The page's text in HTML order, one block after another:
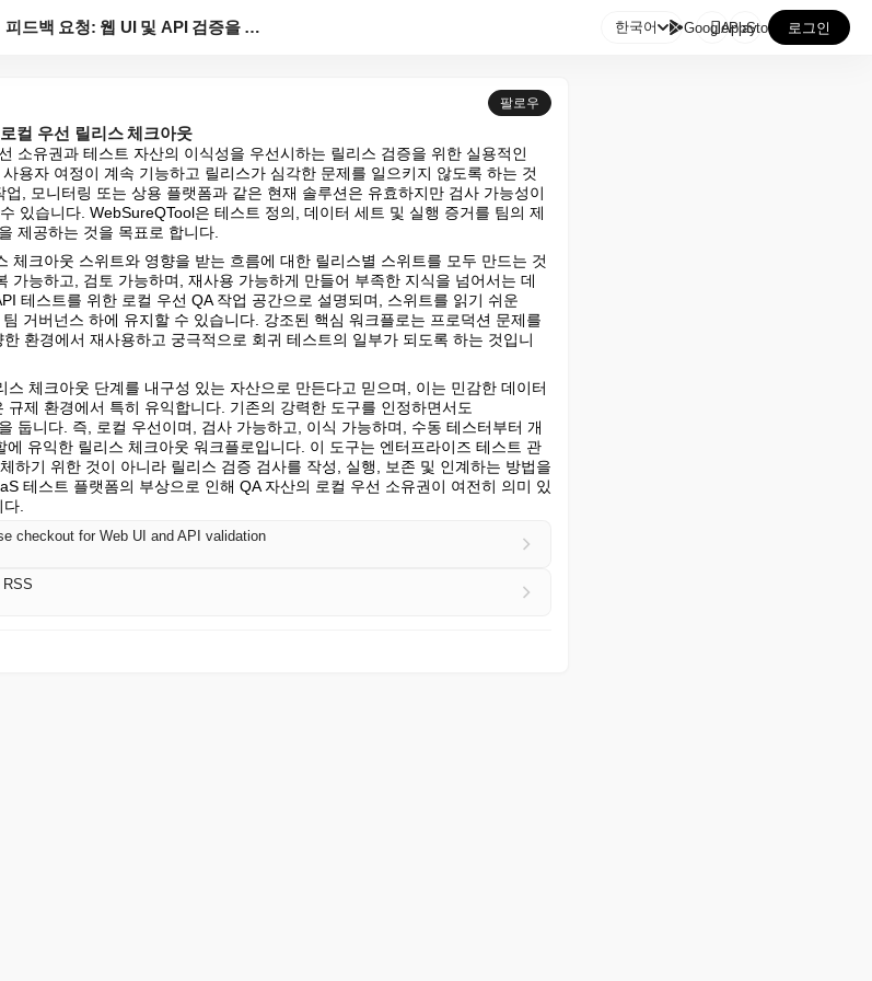
피드백 요청: 웹 UI 및 API 검증을 위한 로컬 우... 한국어 GooglePlay
AppStore 로그인
팔로우
컬 우선 릴리스 체크아웃
소유권과 테스트 자산의 이식성을 우선시하는 릴리스 검증을 위한 실용적인
용자 여정이 계속 기능하고 릴리스가 심각한 문제를 일으키지 않도록 하는 것
, 모니터링 또는 상용 플랫폼과 같은 현재 솔루션은 유효하지만 검사 가능성이
있습니다. WebSureQTool은 테스트 정의, 데이터 세트 및 실행 증거를 팀의 제
제공하는 것을 목표로 합니다.
체크아웃 스위트와 영향을 받는 흐름에 대한 릴리스별 스위트를 모두 만드는 것
가능하고, 검토 가능하며, 재사용 가능하게 만들어 부족한 지식을 넘어서는 데
테스트를 위한 로컬 우선 QA 작업 공간으로 설명되며, 스위트를 읽기 쉬운
거버넌스 하에 유지할 수 있습니다. 강조된 핵심 워크플로는 프로덕션 문제를
환경에서 재사용하고 궁극적으로 회귀 테스트의 일부가 되도록 하는 것입니
체크아웃 단계를 내구성 있는 자산으로 만든다고 믿으며, 이는 민감한 데이터
제 환경에서 특히 유익합니다. 기존의 강력한 도구를 인정하면서도
둡니다. 즉, 로컬 우선이며, 검사 가능하고, 이식 가능하며, 수동 테스터부터 개
유익한 릴리스 체크아웃 워크플로입니다. 이 도구는 엔터프라이즈 테스트 관
하기 위한 것이 아니라 릴리스 검증 검사를 작성, 실행, 보존 및 인계하는 방법을
테스트 플랫폼의 부상으로 인해 QA 자산의 로컬 우선 소유권이 여전히 의미 있
.
checkout for Web UI and API validation